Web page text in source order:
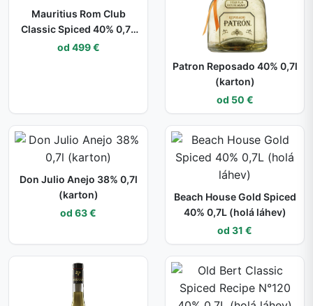
Mauritius Rom Club
Classic Spiced 40% 0,7L
(holá láhev)
od 499 €
Patron Reposado 40% 0,7l
(karton)
od 50 €
Don Julio Anejo 38% 0,7l
(karton)
od 63 €
Beach House Gold Spiced
40% 0,7L (holá láhev)
od 31 €